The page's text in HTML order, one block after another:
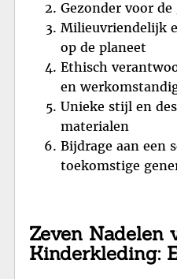
Gezonder voor
Milieuvriendelijk
op de planeet
Ethisch
en
Unieke stijl en
materialen
Bijdrage aan een
toekomstige
Zeven Nadelen
Kinderkleding: